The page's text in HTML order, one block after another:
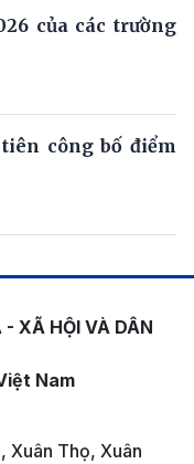
của các trường
công bố điểm
XÃ HỘI VÀ DÂN
Nam
Xuân Thọ, Xuân